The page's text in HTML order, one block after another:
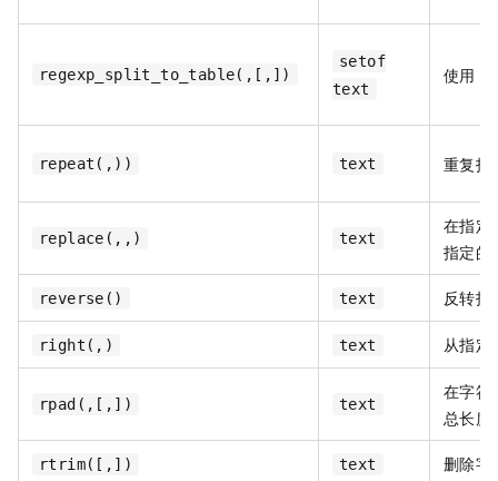
regexp_split_to_table(,[,])
setof
text
使用
repeat(,)) text 重复指
replace(,,) text
在指定
指定的
reverse() text 反转指
right(,) text 从指定
rpad(,[,]) text
在字符
总长度
rtrim([,]) text 删除字